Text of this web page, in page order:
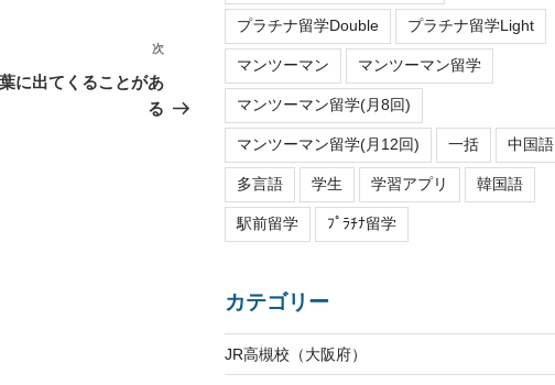
次
投
次
に出てくることがあ
る
プラチナ留学Double プラチナ留学Light
マンツーマン マンツーマン留学
マンツーマン留学(月8回)
マンツーマン留学(月12回) 一括 中国語
多言語 学生 学習アプリ 韓国語
駅前留学 ﾌﾟﾗﾁﾅ留学
カテゴリー
JR高槻校（大阪府）